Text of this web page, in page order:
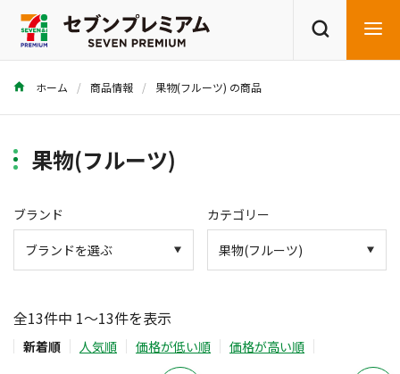
商品を探す
ホーム 商品情報 果物(フルーツ) の商品
果物(フルーツ)
ブランド カテゴリー
全13件中 1～13件を表示
新着順 人気順 価格が低い順 価格が高い順